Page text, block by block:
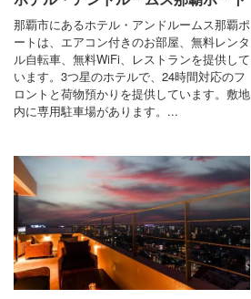
那覇市にあるホテル・アンドルームス那覇ポ
ートは、エアコン付きのお部屋、無料レンタ
ル自転車、無料WiFi、レストランを提供して
います。3つ星のホテルで、24時間対応のフ
ロントと荷物預かりを提供しています。敷地
内に専用駐車場があります。...